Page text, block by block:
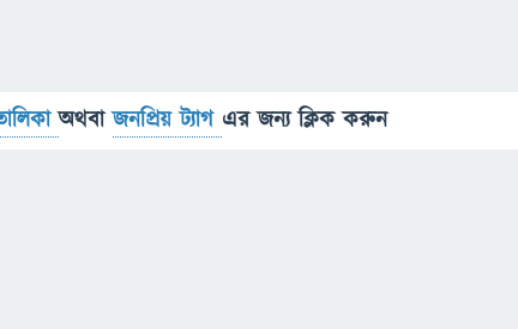
অথবাজনপ্রিয় ট্যাগ এর জন্য ক্লিক করুন